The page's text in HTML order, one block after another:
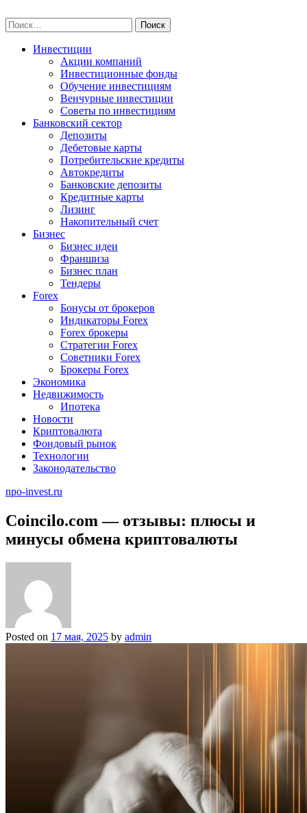
to
content
Найти:
Инвестиции
Акции компаний
Инвестиционные фонды
Обучение инвестициям
Венчурные инвестиции
Советы по инвестициям
Банковский сектор
Депозиты
Дебетовые карты
Потребительские кредиты
Автокредиты
Банковские депозиты
Кредитные карты
Лизинг
Накопительный счет
Бизнес
Бизнес идеи
Франшиза
Бизнес план
Тендеры
Forex
Бонусы от брокеров
Индикаторы Forex
Forex брокеры
Стратегии Forex
Советники Forex
Брокеры Forex
Экономика
Недвижимость
Ипотека
Новости
Криптовалюта
Фондовый рынок
Технологии
Законодательство
npo-invest.ru
Coincilo.com — отзывы: плюсы и
минусы обмена криптовалюты
Posted on 17 мая, 2025 by admin